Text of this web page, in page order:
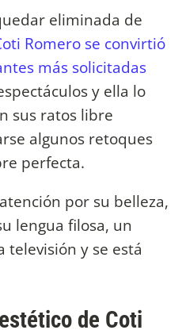
eliminada de
Romero se convirtió
más solicitadas
y ella lo
sus ratos libre
algunos retoques
perfecta.
por su belleza,
lengua filosa, un
televisión y se está
de Coti